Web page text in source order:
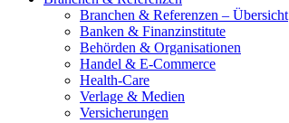
Branchen & Referenzen – Übersicht
Banken & Finanzinstitute
Behörden & Organisationen
Handel & E-Commerce
Health-Care
Verlage & Medien
Versicherungen